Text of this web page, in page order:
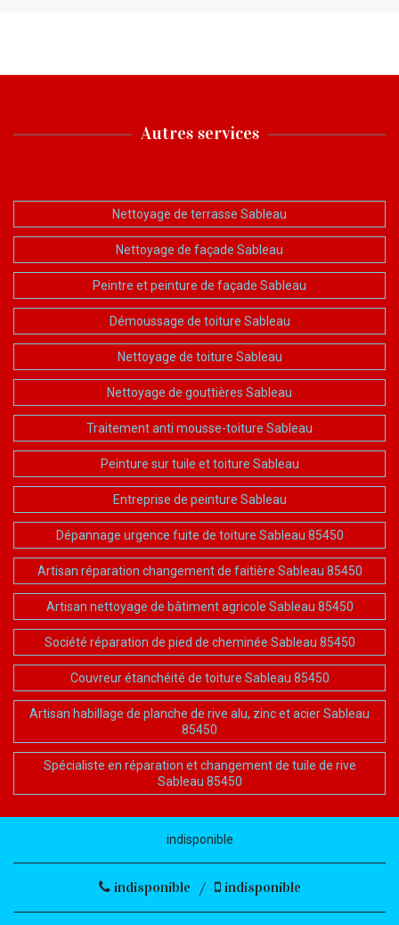
Autres services
Nettoyage de terrasse Sableau
Nettoyage de façade Sableau
Peintre et peinture de façade Sableau
Démoussage de toiture Sableau
Nettoyage de toiture Sableau
Nettoyage de gouttières Sableau
Traitement anti mousse-toiture Sableau
Peinture sur tuile et toiture Sableau
Entreprise de peinture Sableau
Dépannage urgence fuite de toiture Sableau 85450
Artisan réparation changement de faitière Sableau 85450
Artisan nettoyage de bâtiment agricole Sableau 85450
Société réparation de pied de cheminée Sableau 85450
Couvreur étanchéité de toiture Sableau 85450
Artisan habillage de planche de rive alu, zinc et acier Sableau
85450
Spécialiste en réparation et changement de tuile de rive
Sableau 85450
indisponible
indisponible / indisponible